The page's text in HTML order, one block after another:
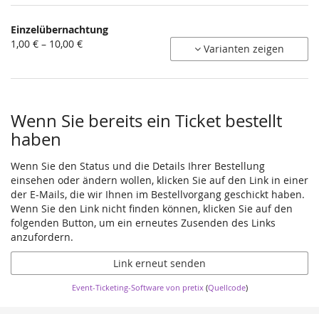
Produkte
Unkategorisierte
Einzelübernachtung
von
1,00 € – 10,00 € Varianten zeigen
Wenn Sie bereits ein Ticket bestellt
haben
Wenn Sie den Status und die Details Ihrer Bestellung
einsehen oder ändern wollen, klicken Sie auf den Link in einer
der E-Mails, die wir Ihnen im Bestellvorgang geschickt haben.
Wenn Sie den Link nicht finden können, klicken Sie auf den
folgenden Button, um ein erneutes Zusenden des Links
anzufordern.
Link erneut senden
Event-Ticketing-Software von pretix(Quellcode)